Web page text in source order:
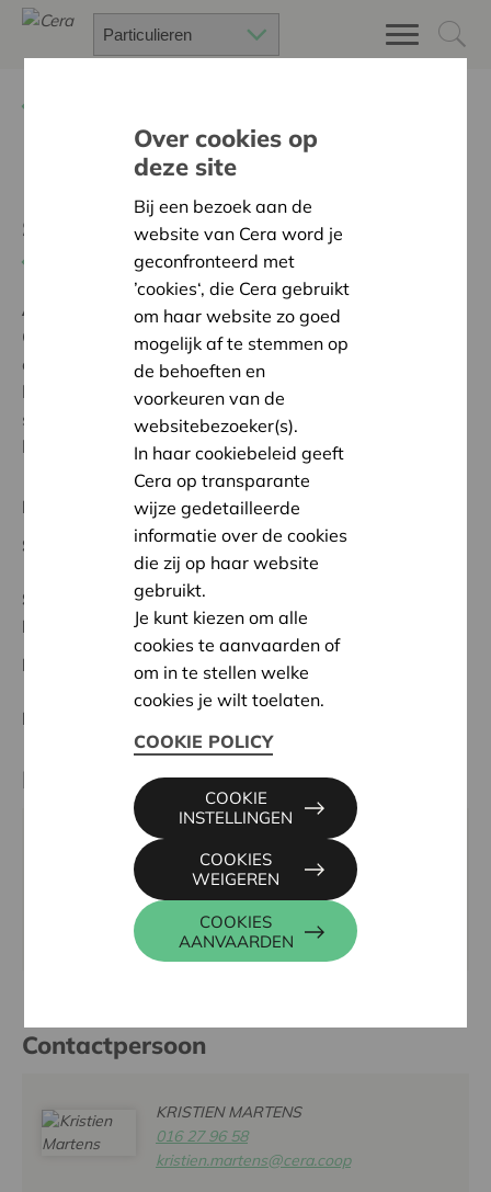
Plaats voor inclusieve
scouts
Terug naar overzicht
Ambitie:
Warme en zorgzame buurten voor iedereen
Op zaterdag 21 september 2024 werd de nieuwbouw
officieel ingehuldigd, zie volgend artikel:
https://www.vrt.be/vrtnws/nl/2024/09/22/nieuwe-
scoutslokalen-in-herent-op-maat-van-mensen-met-
beperking/
Regionaal Project
Startdatum:
09/10/2023
Status:
Volledig
Leuven
Datum:
09/10/2023
Beslissing:
Partner
SCOUTS GUDRUN - ELCKERLYC, SNOY ET
D'OPPUERSLAAN 24, 3020 HERENT
016 22 00 83
www.gulyckers.be
Contactpersoon
KRISTIEN MARTENS
016 27 96 58
kristien.martens@cera.coop
Over cookies op
deze site
Bij een bezoek aan de
website van Cera word je
geconfronteerd met
’cookies‘, die Cera gebruikt
om haar website zo goed
mogelijk af te stemmen op
de behoeften en
voorkeuren van de
websitebezoeker(s).
In haar cookiebeleid geeft
Cera op transparante
wijze gedetailleerde
informatie over de cookies
die zij op haar website
gebruikt.
Je kunt kiezen om alle
cookies te aanvaarden of
om in te stellen welke
cookies je wilt toelaten.
COOKIE POLICY
COOKIES
AANVAARDEN
COOKIES
WEIGEREN
COOKIE
INSTELLINGEN